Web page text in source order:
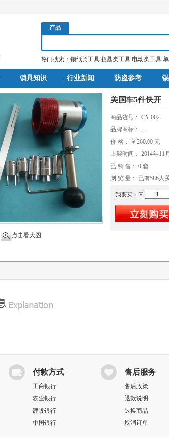
产品
热门搜索： 锡纸类工具 撞匙类工具 电动类工具
锁具知识 行业新闻 防盗参考
点击看大图
美国车5件快开
商品货号： CY-002
品牌商标： ---
价 格：
￥260.00 元
上架时间： 2014年11
已 销 售： 0 套
浏 览 量： 已有586人
我要买：
付款方式
工商银行
农业银行
建设银行
中国银行
售后服务
售后政策
退款说明
退换商品
取消订单